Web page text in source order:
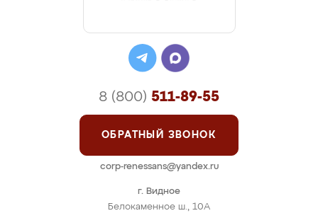
г. Видное
Белокаменное ш., 10А
8 (800) 511-89-55
ОБРАТНЫЙ ЗВОНОК
corp-renessans@yandex.ru